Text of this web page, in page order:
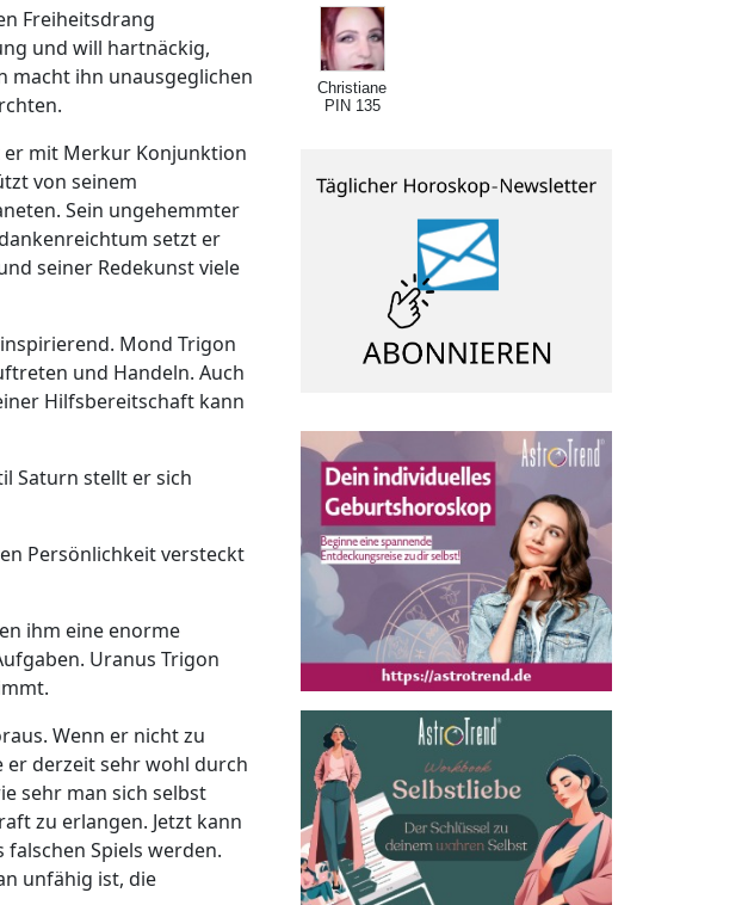
Freiheitsdrang
und will hartnäckig,
macht ihn unausgeglichen
er mit Merkur Konjunktion
von seinem
Sein ungehemmter
setzt er
seiner Redekunst viele
Mond Trigon
und Handeln. Auch
Hilfsbereitschaft kann
Saturn stellt er sich
Persönlichkeit versteckt
ihm eine enorme
Uranus Trigon
Wenn er nicht zu
er derzeit sehr wohl durch
sehr man sich selbst
zu erlangen. Jetzt kann
Spiels werden.
unfähig ist, die
Christiane
PIN 135